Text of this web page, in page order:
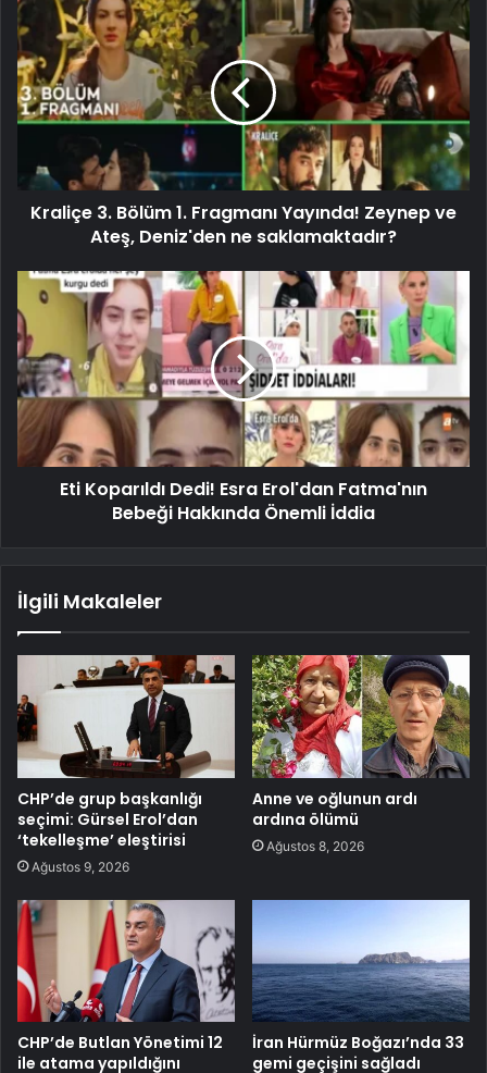
Kraliçe 3. Bölüm 1. Fragmanı Yayında! Zeynep ve
Ateş, Deniz'den ne saklamaktadır?
Eti Koparıldı Dedi! Esra Erol'dan Fatma'nın
Bebeği Hakkında Önemli İddia
İlgili Makaleler
CHP’de grup başkanlığı
seçimi: Gürsel Erol’dan
‘tekelleşme’ eleştirisi
Ağustos 9, 2026
Anne ve oğlunun ardı
ardına ölümü
Ağustos 8, 2026
CHP’de Butlan Yönetimi 12
ile atama yapıldığını
İran Hürmüz Boğazı’nda 33
gemi geçişini sağladı